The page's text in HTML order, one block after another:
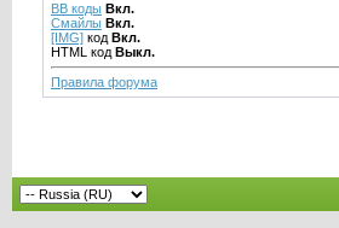
BB коды Вкл.
Смайлы Вкл.
[IMG]код Вкл.
HTML код Выкл.
Правила форума